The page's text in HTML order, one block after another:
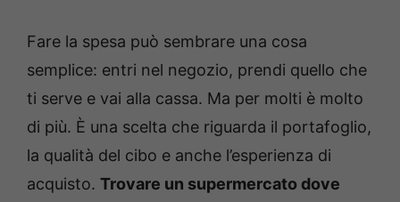
Fare la spesa può sembrare una cosa
semplice: entri nel negozio, prendi quello che
ti serve e vai alla cassa. Ma per molti è molto
di più. È una scelta che riguarda il portafoglio,
la qualità del cibo e anche l’esperienza di
acquisto. Trovare un supermercato dove